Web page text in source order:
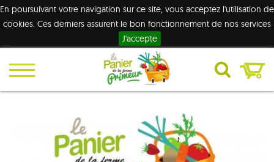
En poursuivant votre navigation sur ce site, vous acceptez l'utilisation de
cookies. Ces derniers assurent le bon fonctionnement de nos services
J'accepte